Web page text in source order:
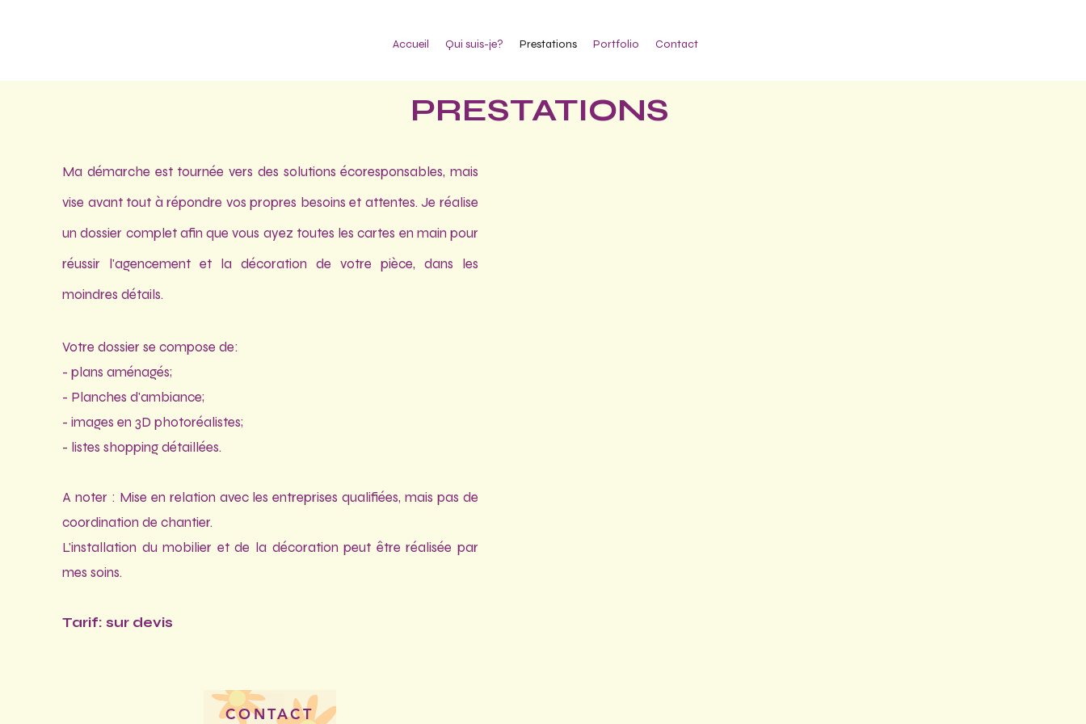
Accueil Qui suis-je? Prestations Portfolio Contact
PRESTATIONS
Ma démarche est tournée vers des solutions écoresponsables, mais
vise avant tout à répondre vos propres besoins et attentes. Je réalise
un dossier complet afin que vous ayez toutes les cartes en main pour
réussir l'agencement et la décoration de votre pièce, dans les
moindres détails.
Votre dossier se compose de:
- plans aménagés;
- Planches d'ambiance;
- images en 3D photoréalistes;
- listes shopping détaillées.
A noter : Mise en relation avec les entreprises qualifiées, mais pas de
coordination de chantier.
L'installation du mobilier et de la décoration peut être réalisée par
mes soins.
Tarif: sur devis
CONTACT